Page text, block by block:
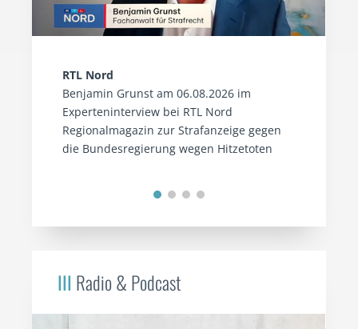
RTL Nord
Benjamin Grunst am 06.08.2026 im
Experteninterview bei RTL Nord
Regionalmagazin zur Strafanzeige gegen
die Bundesregierung wegen Hitzetoten
III Radio & Podcast